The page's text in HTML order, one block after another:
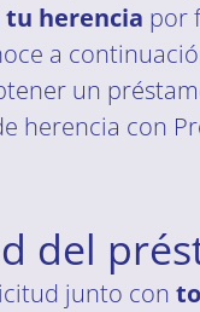
herencia por
a
un
herencia con
del
junto con